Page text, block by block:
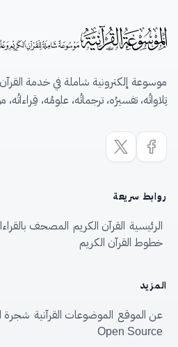
موسوعة إلكترونية شاملة في خدمة
تِلاواتُه، تفسيرُه، ترجماتُه، علومُه،
روابط سريعة
الرئيسية القرآن الكريم المصحف
خطوط القرآن الكريم
المزيد
عن الموقع الموضوعات القرآنية شجرة
Open Source